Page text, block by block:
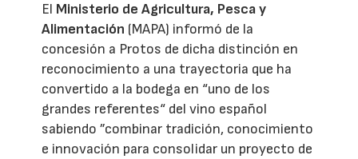
El Ministerio de Agricultura, Pesca y
Alimentación (MAPA) informó de la
concesión a Protos de dicha distinción en
reconocimiento a una trayectoria que ha
convertido a la bodega en “uno de los
grandes referentes“ del vino español
sabiendo ”combinar tradición, conocimiento
e innovación para consolidar un proyecto de